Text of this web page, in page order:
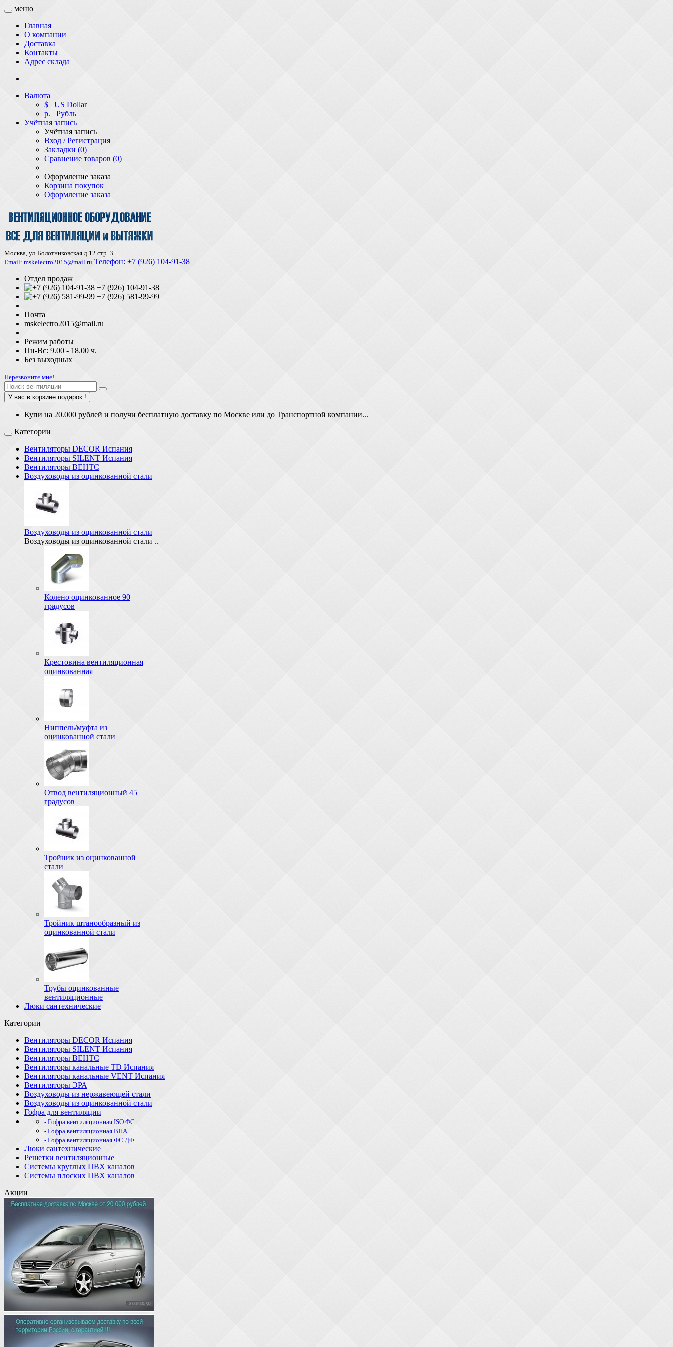
меню
Главная
О компании
Доставка
Контакты
Адрес склада
Валюта
$ US Dollar
р. Рубль
Учётная запись
Учётная запись
Вход / Регистрация
Закладки (0)
Сравнение товаров (0)
Оформление заказа
Корзина покупок
Оформление заказа
Москва, ул. Болотниковская д.12 стр. 3
Email: mskelectro2015@mail.ru Телефон: +7 (926) 104-91-З8
Отдел продаж
+7 (926) 104-91-38
+7 (926) 581-99-99
Почта
mskelectro2015@mail.ru
Режим работы
Пн-Вс: 9.00 - 18.00 ч.
Без выходных
Перезвоните мне!
У вас в корзине подарок !
Купи на 20.000 рублей и получи бесплатную доставку по Москве или до Транспортной компании...
Категории
Вентиляторы DECOR Испания
Вентиляторы SILENT Испания
Вентиляторы ВЕНТС
Воздуховоды из оцинкованной стали
Воздуховоды из оцинкованной стали
Воздуховоды из оцинкованной стали ..
Колено оцинкованное 90
градусов
Крестовина вентиляционная
оцинкованная
Ниппель/муфта из
оцинкованной стали
Отвод вентиляционный 45
градусов
Тройник из оцинкованной
стали
Тройник штанообразный из
оцинкованной стали
Трубы оцинкованные
вентиляционные
Люки сантехнические
Категории
Вентиляторы DECOR Испания
Вентиляторы SILENT Испания
Вентиляторы ВЕНТС
Вентиляторы канальные TD Испания
Вентиляторы канальные VENT Испания
Вентиляторы ЭРА
Воздуховоды из нержавеющей стали
Воздуховоды из оцинкованной стали
Гофра для вентиляции
- Гофра вентиляционная ISO ФС
- Гофра вентиляционная ВПА
- Гофра вентиляционная ФС ДФ
Люки сантехнические
Решетки вентиляционные
Системы круглых ПВХ каналов
Системы плоских ПВХ каналов
Акции